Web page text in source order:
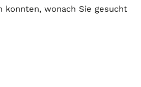
wonach Sie gesucht